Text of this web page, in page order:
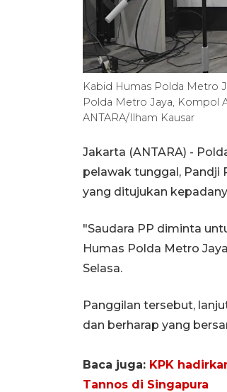
Kabid Humas Polda Metro
Polda Metro Jaya, Kompol
ANTARA/Ilham Kausar
Jakarta (ANTARA) -
pelawak tunggal, Pandji
yang ditujukan
"Saudara PP diminta
Humas Polda Metro
Selasa.
Panggilan tersebut,
dan berharap yang
Baca juga: KPK
Tannos di Singapura